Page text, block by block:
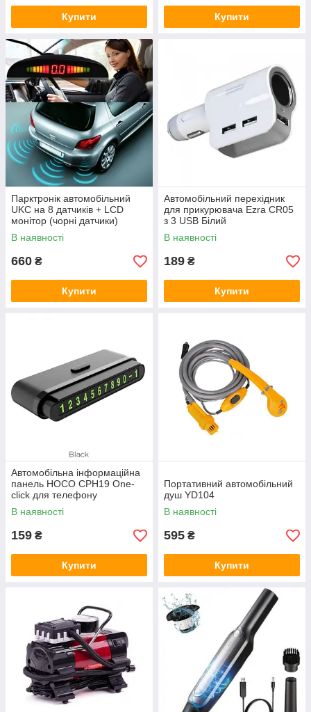
Купити Купити
Парктронік автомобільний
UKC на 8 датчиків + LCD
монітор (чорні датчики)
В наявності
660 ₴
Купити
Автомобільний перехідник
для прикурювача Ezra CR05
з 3 USB Білий
В наявності
189 ₴
Купити
Автомобільна інформаційна
панель HOCO CPH19 One-
click для телефону
В наявності
159 ₴
Купити
Портативний автомобільний
душ YD104
В наявності
595 ₴
Купити